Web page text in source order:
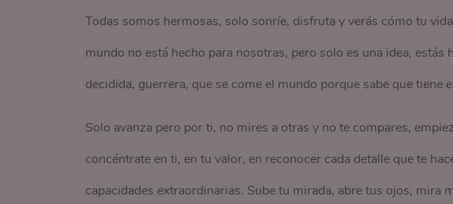
Todas somos hermosas, solo sonríe, disfruta y verás cómo tu
mundo no está hecho para nosotras, pero solo es una idea, estás
decidida, guerrera, que se come el mundo porque sabe que tiene
Solo avanza pero por ti, no mires a otras y no te compares,
concéntrate en ti, en tu valor, en reconocer cada detalle que te
capacidades extraordinarias. Sube tu mirada, abre tus ojos, mira